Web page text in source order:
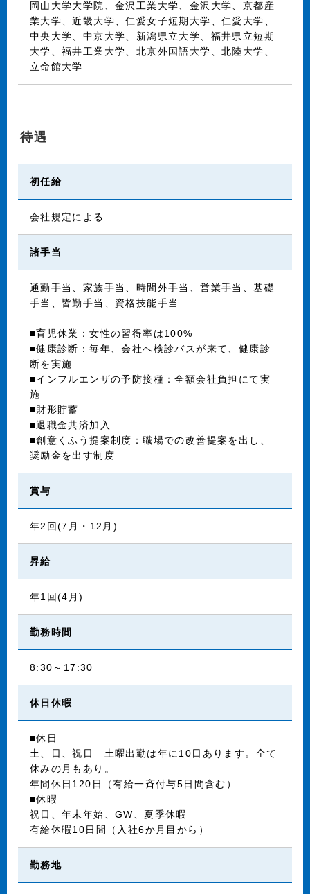
岡山大学大学院、金沢工業大学、金沢大学、京都産
業大学、近畿大学、仁愛女子短期大学、仁愛大学、
中央大学、中京大学、新潟県立大学、福井県立短期
大学、福井工業大学、北京外国語大学、北陸大学、
立命館大学
待遇
初任給
会社規定による
諸手当
通勤手当、家族手当、時間外手当、営業手当、基礎
手当、皆勤手当、資格技能手当
■育児休業：女性の習得率は100%
■健康診断：毎年、会社へ検診バスが来て、健康診
断を実施
■インフルエンザの予防接種：全額会社負担にて実
施
■財形貯蓄
■退職金共済加入
■創意くふう提案制度：職場での改善提案を出し、
奨励金を出す制度
賞与
年2回(7月・12月)
昇給
年1回(4月)
勤務時間
8:30～17:30
休日休暇
■休日
土、日、祝日 土曜出勤は年に10日あります。全て
休みの月もあり。
年間休日120日（有給一斉付与5日間含む）
■休暇
祝日、年末年始、GW、夏季休暇
有給休暇10日間（入社6か月目から）
勤務地